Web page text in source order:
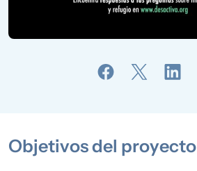
Objetivos del proyecto